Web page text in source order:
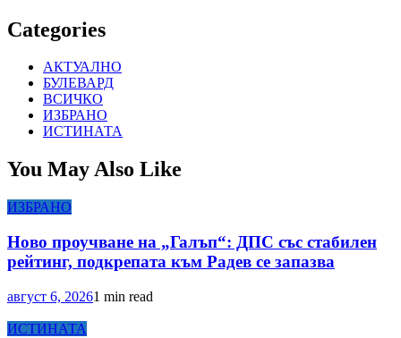
Categories
АКТУАЛНО
БУЛЕВАРД
ВСИЧКО
ИЗБРАНО
ИСТИНАТА
You May Also Like
ИЗБРАНО
Ново проучване на „Галъп“: ДПС със стабилен
рейтинг, подкрепата към Радев се запазва
август 6, 20261 min read
ИСТИНАТА